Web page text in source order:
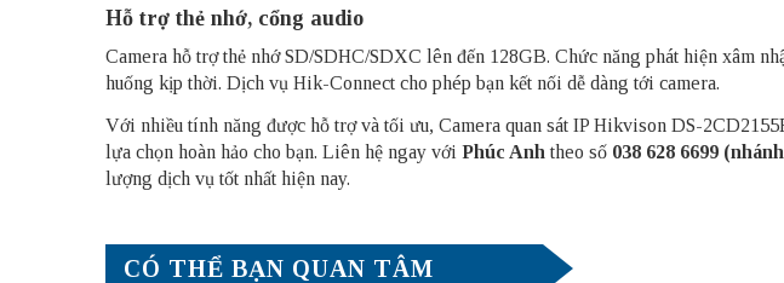
Hỗ trợ thẻ nhớ, cổng audio
Camera hỗ trợ thẻ nhớ SD/SDHC/SDXC lên đến 128GB. Chức năng phát hiện xâm
huống kịp thời. Dịch vụ Hik-Connect cho phép bạn kết nối dễ dàng tới camera.
Với nhiều tính năng được hỗ trợ và tối ưu, Camera quan sát IP Hikvison DS-
lựa chọn hoàn hảo cho bạn. Liên hệ ngay với Phúc Anh theo số 038 628 6699
lượng dịch vụ tốt nhất hiện nay.
CÓ THỂ BẠN QUAN TÂM